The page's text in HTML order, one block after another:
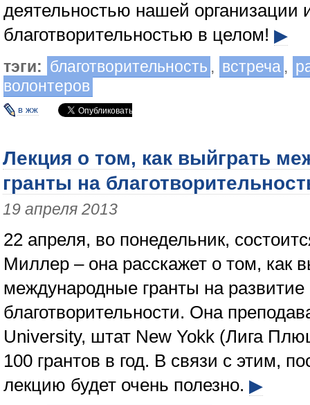
деятельностью нашей организации
благотворительностью в целом! ▶
тэги: благотворительность , встреча ,
волонтеров
в жж
Лекция о том, как выйграть
гранты на
19 апреля 2013
22 апреля, во понедельник,
Миллер – она расскажет о том, как
международные гранты на развитие
благотворительности. Она
University, штат New Yokk (Лига
100 грантов в год. В связи с этим,
лекцию будет очень полезно. ▶